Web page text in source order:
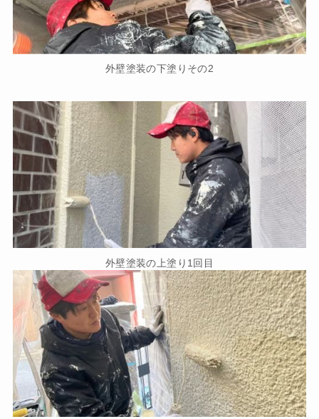
外壁塗装の下塗りその2
外壁塗装の上塗り1回目